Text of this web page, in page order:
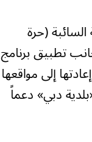
(حرة
تطبيق برنامج
إلى مواقعها
دبي» دعماً